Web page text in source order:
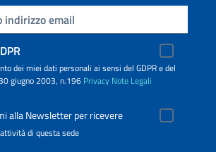
dei miei dati personali ai sensi del GDPR e del
giugno 2003, n.196 Privacy Note Legali
alla Newsletter per ricevere
di questa sede